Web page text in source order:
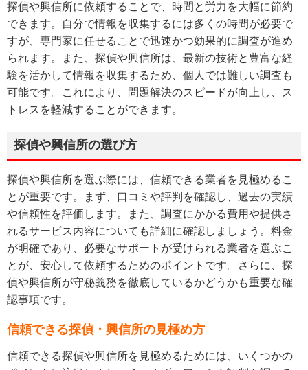
探偵や興信所に依頼することで、時間と労力を大幅に節約
できます。自分で情報を収集するには多くの時間が必要で
すが、専門家に任せることで迅速かつ効果的に調査が進め
られます。また、探偵や興信所は、最新の技術と豊富な経
験を活かして情報を収集するため、個人では難しい調査も
可能です。これにより、問題解決のスピードが向上し、ス
トレスを軽減することができます。
探偵や興信所の選び方
探偵や興信所を選ぶ際には、信頼できる業者を見極めるこ
とが重要です。まず、口コミや評判を確認し、過去の実績
や信頼性を評価します。また、調査にかかる費用や提供さ
れるサービス内容についても詳細に確認しましょう。料金
が明確であり、必要なサポートが受けられる業者を選ぶこ
とが、安心して依頼するためのポイントです。さらに、探
偵や興信所が守秘義務を徹底しているかどうかも重要な確
認事項です。
信頼できる探偵・興信所の見極め方
信頼できる探偵や興信所を見極めるためには、いくつかの